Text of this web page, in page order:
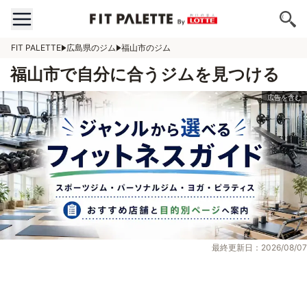
FIT PALETTE 広島県のジム 福山市のジム
福山市で自分に合うジムを見つける
最終更新日：2026/08/07